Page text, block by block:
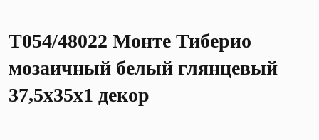
T054/48022 Монте Тиберио
мозаичный белый глянцевый
37,5x35x1 декор